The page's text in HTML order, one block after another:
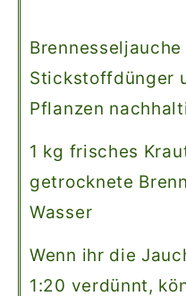
Stickstoffdünger
Pflanzen
1 kg frisches
getrocknete
Wasser
Wenn ihr die
1:20 verdünnt,